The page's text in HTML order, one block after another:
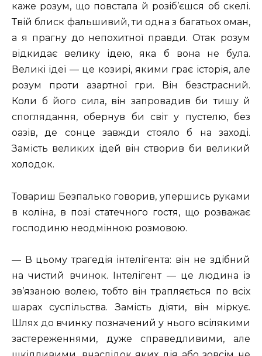
каже розум, що повстала й розіб’єшся об скелі.
Твій блиск фальшивий, ти одна з багатьох оман,
а я прагну до непохитної правди. Отак розум
відкидає велику ідею, яка б вона не була.
Великі ідеї — це козирі, якими грає історія, але
розум проти азартної гри. Він безстрасний.
Коли б його сила, він запровадив би тишу й
споглядання, обернув би світ у пустелю, без
оазів, де сонце завжди стояло б на заході.
Замість великих ідей він створив би великий
холодок.
Товариш Безпалько говорив, упершись руками
в коліна, в позі статечного гостя, що розважає
господиню неодмінною розмовою.
— В цьому трагедія інтелігента: він не здібний
на чистий вчинок. Інтелігент — це людина із
зв’язаною волею, тобто він трапляється по всіх
шарах суспільства. Замість діяти, він міркує.
Шлях до вчинку позначений у нього всілякими
застереженнями, дуже справедливими, але